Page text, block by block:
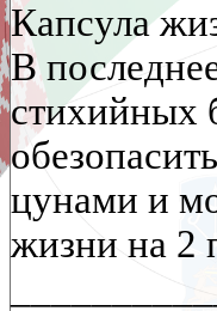
Капсула
В
стихийных
цунами и
жизни на 2